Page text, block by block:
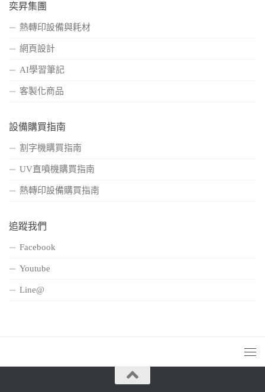
奕昇集團
熱轉印設備與耗材
網頁設計
AI學習筆記
客製化商品
設備購買指南
割字機購買指南
UV直噴機購買指南
熱轉印設備購買指南
追蹤我們
Facebook
Youtube
Line@